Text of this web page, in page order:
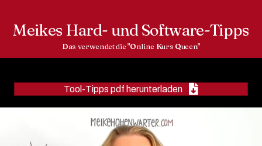
Meikes Hard- und Software-Tipps
Das verwendet die "Online Kurs Queen"
Tool-Tipps pdf herunterladen